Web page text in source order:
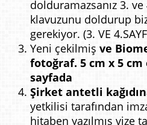
dolduramazsanız 3.
klavuzunu doldurup
gerekiyor. (3. VE
Yeni çekilmiş ve
fotoğraf. 5 cm x 5 cm
sayfada
Şirket antetli
yetkilisi tarafından
hitaben yazılmış vize